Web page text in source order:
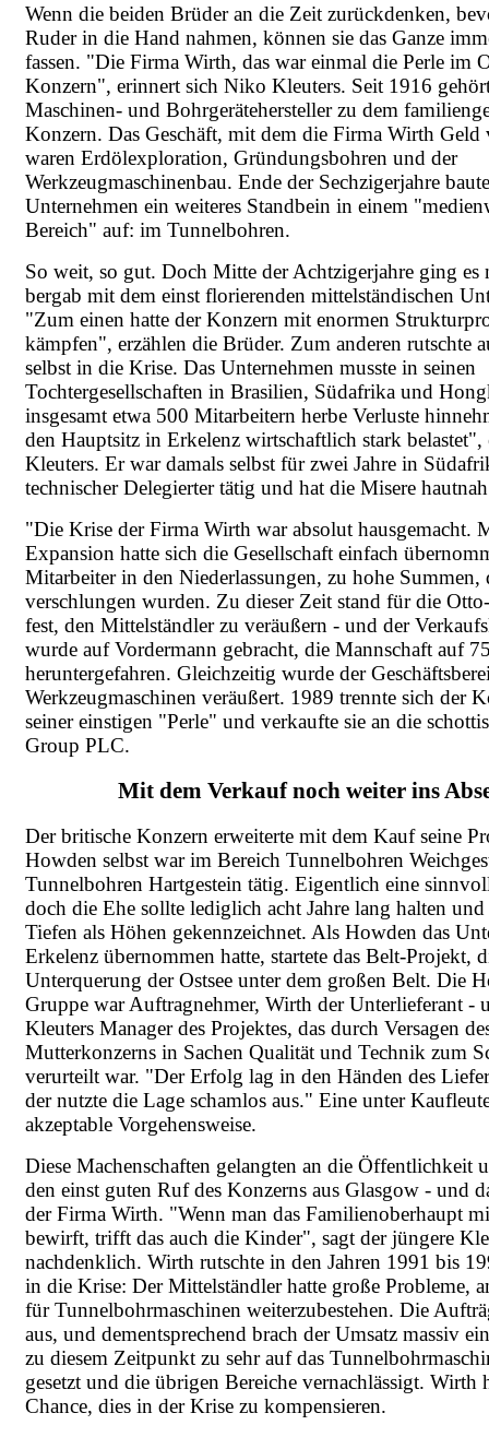
Wenn die beiden Brüder an die Zeit zurückdenken,
Ruder in die Hand nahmen, können sie das Ganze
fassen. "Die Firma Wirth, das war einmal die Perle im
Konzern", erinnert sich Niko Kleuters. Seit 1916
Maschinen- und Bohrgerätehersteller zu dem
Konzern. Das Geschäft, mit dem die Firma Wirth Geld
waren Erdölexploration, Gründungsbohren und der
Werkzeugmaschinenbau. Ende der Sechzigerjahre
Unternehmen ein weiteres Standbein in einem
Bereich" auf: im Tunnelbohren.
So weit, so gut. Doch Mitte der Achtzigerjahre ging es
bergab mit dem einst florierenden mittelständischen
"Zum einen hatte der Konzern mit enormen
kämpfen", erzählen die Brüder. Zum anderen rutschte
selbst in die Krise. Das Unternehmen musste in seinen
Tochtergesellschaften in Brasilien, Südafrika und
insgesamt etwa 500 Mitarbeitern herbe Verluste
den Hauptsitz in Erkelenz wirtschaftlich stark
Kleuters. Er war damals selbst für zwei Jahre in
technischer Delegierter tätig und hat die Misere
"Die Krise der Firma Wirth war absolut hausgemacht.
Expansion hatte sich die Gesellschaft einfach
Mitarbeiter in den Niederlassungen, zu hohe Summen,
verschlungen wurden. Zu dieser Zeit stand für die
fest, den Mittelständler zu veräußern - und der
wurde auf Vordermann gebracht, die Mannschaft auf
heruntergefahren. Gleichzeitig wurde der
Werkzeugmaschinen veräußert. 1989 trennte sich der
seiner einstigen "Perle" und verkaufte sie an die
Group PLC.
Mit dem Verkauf noch weiter ins
Der britische Konzern erweiterte mit dem Kauf seine
Howden selbst war im Bereich Tunnelbohren
Tunnelbohren Hartgestein tätig. Eigentlich eine
doch die Ehe sollte lediglich acht Jahre lang halten
Tiefen als Höhen gekennzeichnet. Als Howden das
Erkelenz übernommen hatte, startete das Belt-Projekt,
Unterquerung der Ostsee unter dem großen Belt. Die
Gruppe war Auftragnehmer, Wirth der Unterlieferant -
Kleuters Manager des Projektes, das durch Versagen
Mutterkonzerns in Sachen Qualität und Technik zum
verurteilt war. "Der Erfolg lag in den Händen des
der nutzte die Lage schamlos aus." Eine unter
akzeptable Vorgehensweise.
Diese Machenschaften gelangten an die Öffentlichkeit
den einst guten Ruf des Konzerns aus Glasgow - und
der Firma Wirth. "Wenn man das Familienoberhaupt
bewirft, trifft das auch die Kinder", sagt der jüngere
nachdenklich. Wirth rutschte in den Jahren 1991 bis
in die Krise: Der Mittelständler hatte große Probleme,
für Tunnelbohrmaschinen weiterzubestehen. Die
aus, und dementsprechend brach der Umsatz massiv
zu diesem Zeitpunkt zu sehr auf das
gesetzt und die übrigen Bereiche vernachlässigt. Wirth
Chance, dies in der Krise zu kompensieren.